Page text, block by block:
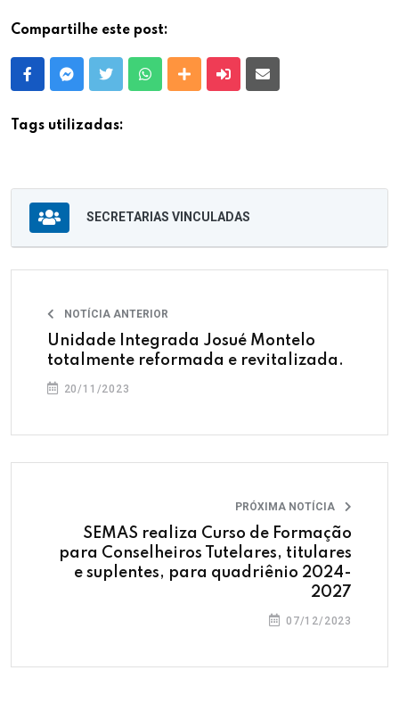
Compartilhe este post:
FacebookMessenger
Twitter WhatsappOutras MídiasEnviar para um amigo
Tags utilizadas:
SECRETARIAS VINCULADAS
NOTÍCIA ANTERIOR
Unidade Integrada Josué Montelo
totalmente reformada e revitalizada.
20/11/2023
PRÓXIMA NOTÍCIA
SEMAS realiza Curso de Formação
para Conselheiros Tutelares, titulares
e suplentes, para quadriênio 2024-
2027
07/12/2023